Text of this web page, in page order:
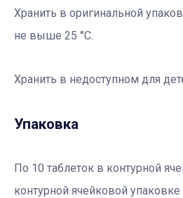
Хранить в оригинальной
не выше 25 °С.
Хранить в недоступном для
Упаковка
По 10 таблеток в контурной
контурной ячейковой упаковке